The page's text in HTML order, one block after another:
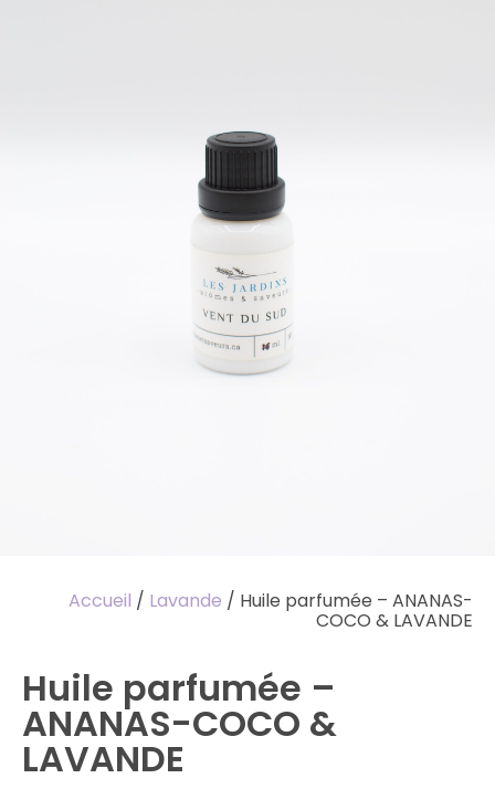
Accueil / Lavande / Huile parfumée – ANANAS-
COCO & LAVANDE
Huile parfumée –
ANANAS-COCO &
LAVANDE